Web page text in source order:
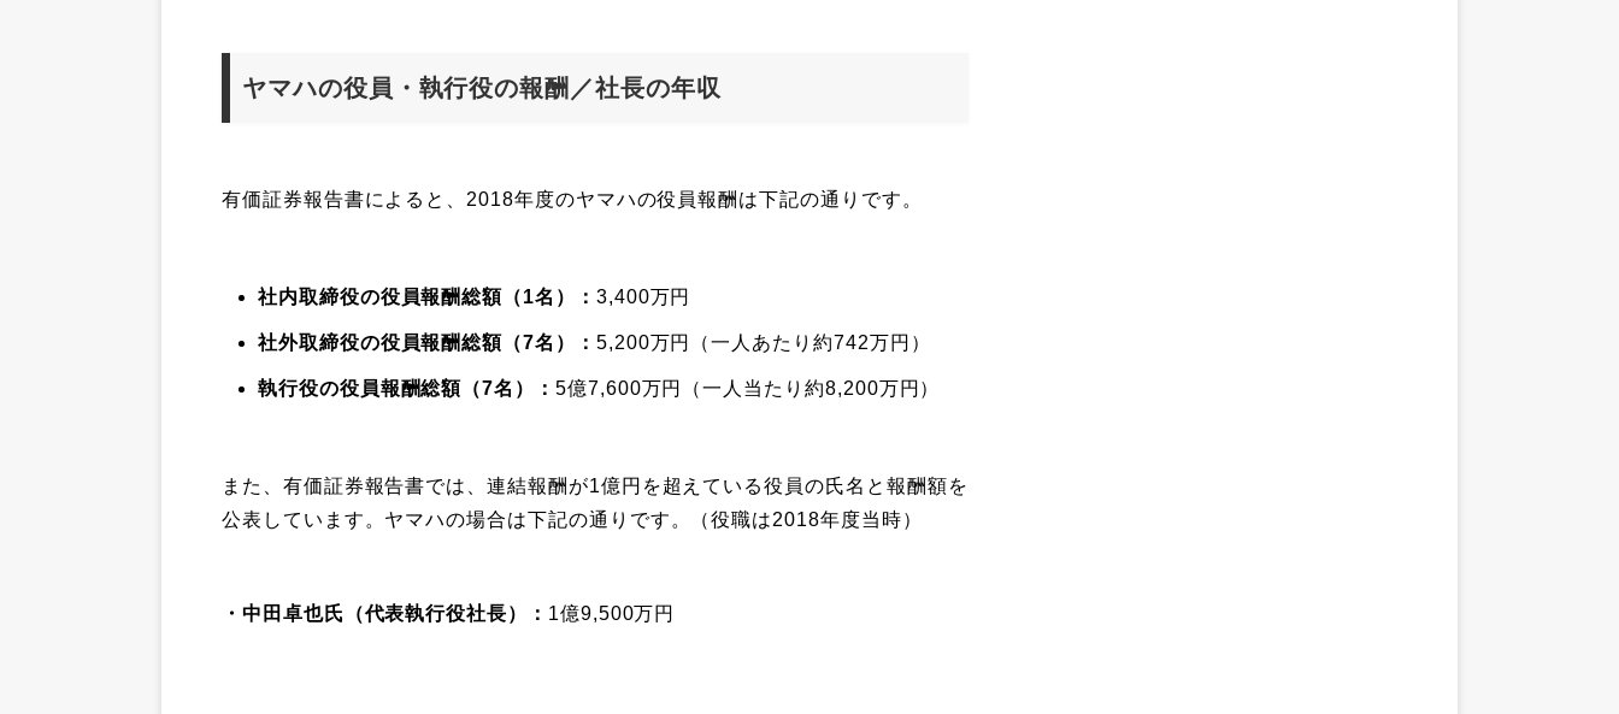
ヤマハの役員・執行役の報酬／社長の年収
有価証券報告書によると、2018年度のヤマハの役員報酬は下記の通りです。
社内取締役の役員報酬総額（1名）： 3,400万円
社外取締役の役員報酬総額（7名）： 5,200万円（一人あたり約742万円）
執行役の役員報酬総額（7名）： 5億7,600万円（一人当たり約8,200万円）
また、有価証券報告書では、連結報酬が1億円を超えている役員の氏名と報酬額を
公表しています。ヤマハの場合は下記の通りです。（役職は2018年度当時）
・中田卓也氏（代表執行役社長）： 1億9,500万円